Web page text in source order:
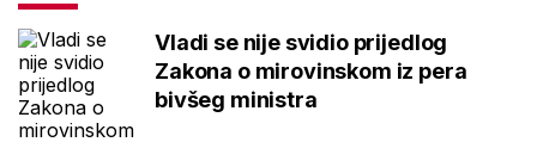
Vladi se nije svidio prijedlog
Zakona o mirovinskom iz pera
bivšeg ministra